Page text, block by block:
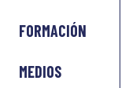
FORMACIÓN
MEDIOS